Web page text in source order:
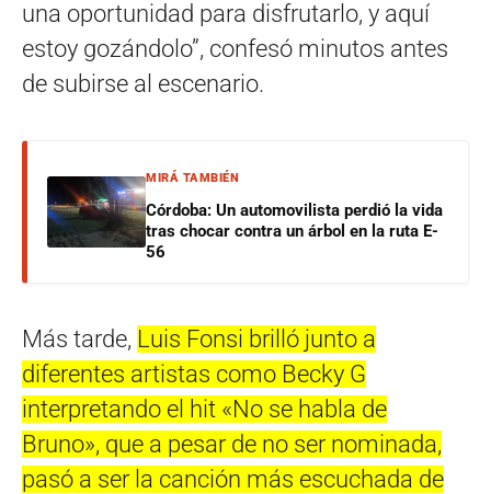
una oportunidad para disfrutarlo, y aquí
estoy gozándolo”, confesó minutos antes
de subirse al escenario.
MIRÁ TAMBIÉN
Córdoba: Un automovilista perdió la vida
tras chocar contra un árbol en la ruta E-
56
Más tarde, Luis Fonsi brilló junto a
diferentes artistas como Becky G
interpretando el hit «No se habla de
Bruno», que a pesar de no ser nominada,
pasó a ser la canción más escuchada de